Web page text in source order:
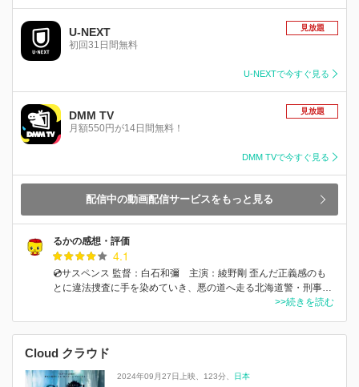
U-NEXT
初回31日間無料
見放題
U-NEXTで今すぐ見る
DMM TV
月額550円が14日間無料！
見放題
DMM TVで今すぐ見る
配信中の動画配信サービスをもっと見る
るかの感想・評価
4.1
💿サスペンス 監督：白石和彌 主演：綾野剛 歪んだ正義感のも
とに違法捜査に手を染めていき、悪の道へ走る北海道警・刑事…
>>続きを読む
Cloud クラウド
2024年09月27日上映 123分
日本